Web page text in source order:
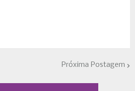
Próxima Postagem